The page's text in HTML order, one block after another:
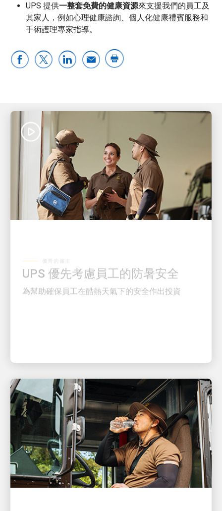
UPS 提供一整套免費的健康資源來支援我們的員工及
其家人，例如心理健康諮詢、個人化健康禮賓服務和
手術護理專家指導。
為幫助確保員工在酷熱天氣下的安全作出投資